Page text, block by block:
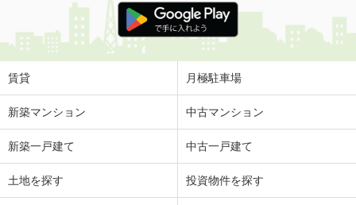
賃貸 月極駐車場
新築マンション 中古マンション
新築一戸建て 中古一戸建て
土地を探す 投資物件を探す